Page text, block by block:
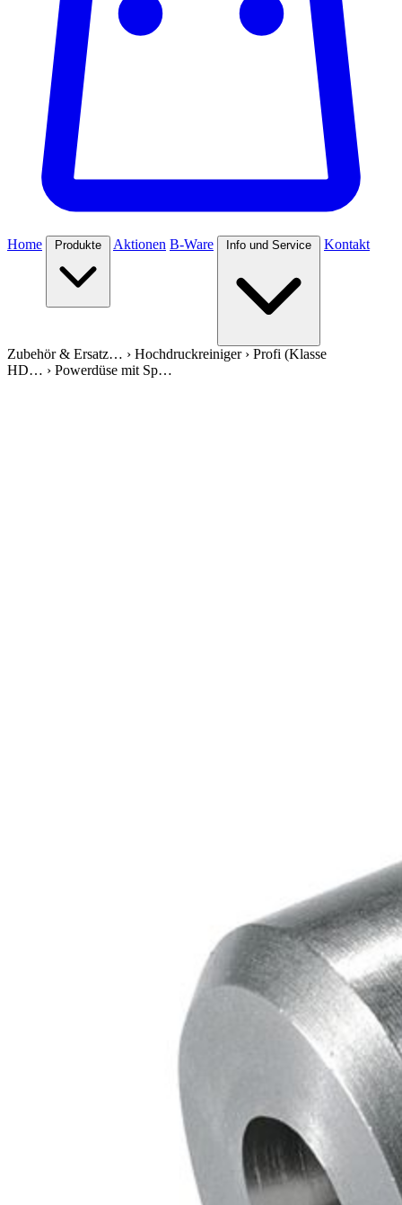
Home Produkte Aktionen B-Ware Info und Service Kontakt
Zubehör & Ersatz… › Hochdruckreiniger› Profi (Klasse
HD… › Powerdüse mit Sp…